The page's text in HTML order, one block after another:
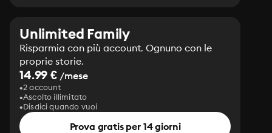
Unlimited Family
Risparmia con più account. Ognuno con le
proprie storie.
14.99 € /mese
2 account
Ascolto illimitato
Disdici quando vuoi
Prova gratis per 14 giorni